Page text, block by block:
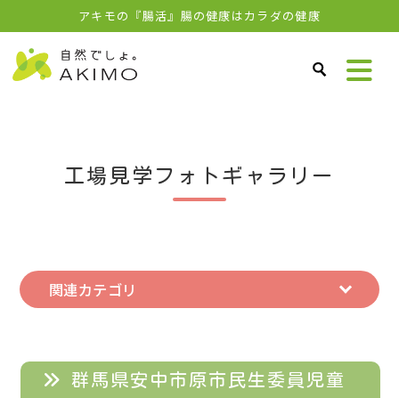
アキモの『腸活』腸の健康はカラダの健康
工場見学フォトギャラリー
関連カテゴリ
群馬県安中市原市民生委員児童